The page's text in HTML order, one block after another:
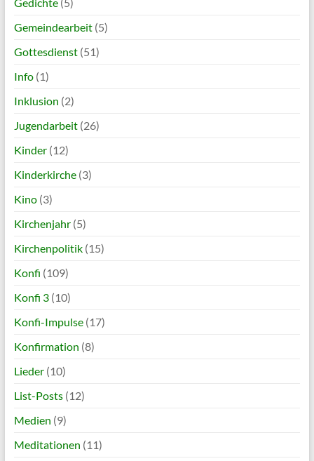
Gemeindearbeit(5)
Gottesdienst(51)
Info(1)
Inklusion (2)
Jugendarbeit(26)
Kinder(12)
Kinderkirche(3)
Kino(3)
Kirchenjahr(5)
Kirchenpolitik(15)
Konfi (109)
Konfi 3(10)
Konfi-Impulse(17)
Konfirmation (8)
Lieder(10)
List-Posts(12)
Medien (9)
Meditationen (11)